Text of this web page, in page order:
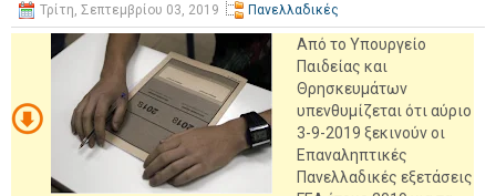
Τρίτη, Σεπτεμβρίου 03, 2019 Πανελλαδικές
Από το Υπουργείο
Παιδείας και
Θρησκευμάτων
υπενθυμίζεται ότι αύριο
3-9-2019 ξεκινούν οι
Επαναληπτικές
Πανελλαδικές εξετάσεις